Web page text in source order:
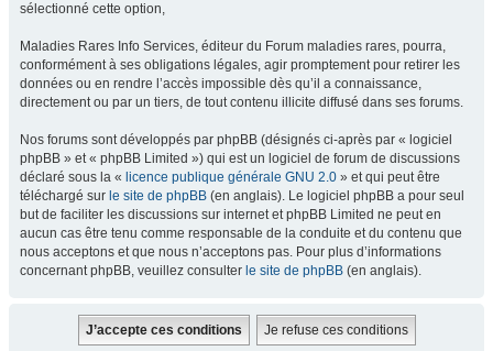
sélectionné cette option,
Maladies Rares Info Services, éditeur du Forum maladies rares, pourra,
conformément à ses obligations légales, agir promptement pour retirer les
données ou en rendre l’accès impossible dès qu’il a connaissance,
directement ou par un tiers, de tout contenu illicite diffusé dans ses forums.
Nos forums sont développés par phpBB (désignés ci-après par « logiciel
phpBB » et « phpBB Limited ») qui est un logiciel de forum de discussions
déclaré sous la « licence publique générale GNU 2.0 » et qui peut être
téléchargé sur le site de phpBB (en anglais). Le logiciel phpBB a pour seul
but de faciliter les discussions sur internet et phpBB Limited ne peut en
aucun cas être tenu comme responsable de la conduite et du contenu que
nous acceptons et que nous n’acceptons pas. Pour plus d’informations
concernant phpBB, veuillez consulter le site de phpBB (en anglais).